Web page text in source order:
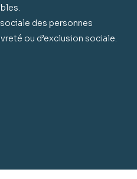
des personnes
ou d’exclusion sociale.